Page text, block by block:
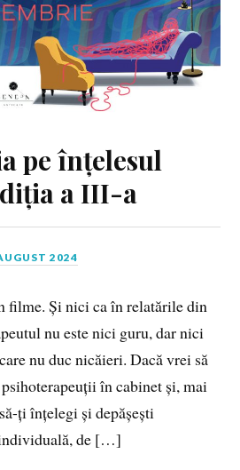
pe înțelesul
a III-a
2024
filme. Și nici ca în relatările din
nu este nici guru, dar nici
nu duc nicăieri. Dacă vrei să
în cabinet și, mai
ți înțelegi și depășești
de […]